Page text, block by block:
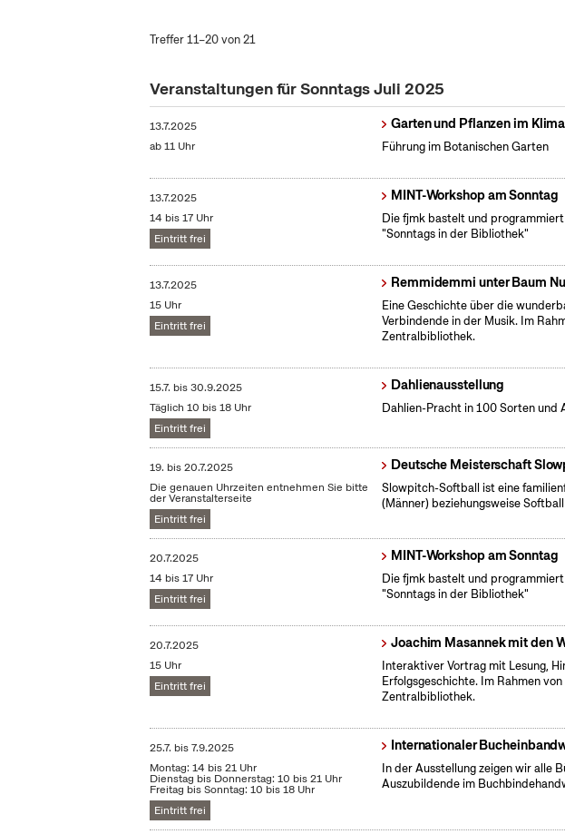
Treffer 11–20 von 21
Veranstaltungen für Sonntags Juli 2025
13.7.2025
ab 11 Uhr
Garten und Pflanzen im
Führung im Botanischen Garten
13.7.2025
14 bis 17 Uhr
Eintritt frei
MINT-Workshop am Sonntag
Die fjmk bastelt und
"Sonntags in der Bibliothek"
13.7.2025
15 Uhr
Eintritt frei
Remmidemmi unter Baum
Eine Geschichte über die
Verbindende in der Musik. Im
Zentralbibliothek.
15.7. bis30.9.2025
Täglich 10 bis 18 Uhr
Eintritt frei
Dahlienausstellung
Dahlien-Pracht in 100 Sorten und
19. bis20.7.2025
Die genauen Uhrzeiten entnehmen Sie bitte
der Veranstalterseite
Eintritt frei
Deutsche Meisterschaft
Slowpitch-Softball ist eine
(Männer) beziehungsweise
20.7.2025
14 bis 17 Uhr
Eintritt frei
MINT-Workshop am Sonntag
Die fjmk bastelt und
"Sonntags in der Bibliothek"
20.7.2025
15 Uhr
Eintritt frei
Joachim Masannek mit den
Interaktiver Vortrag mit Lesung,
Erfolgsgeschichte. Im Rahmen
Zentralbibliothek.
25.7. bis7.9.2025
Montag: 14 bis 21 Uhr
Dienstag bis Donnerstag: 10 bis 21 Uhr
Freitag bis Sonntag: 10 bis 18 Uhr
Eintritt frei
Internationaler
In der Ausstellung zeigen wir alle
Auszubildende im